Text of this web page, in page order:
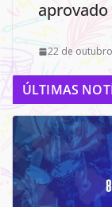
aprovado
22 de
ÚLTIMAS